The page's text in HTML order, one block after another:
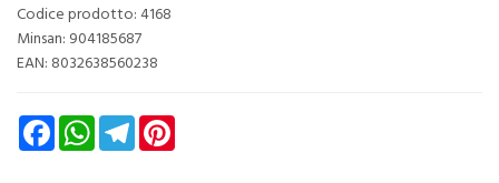
Codice prodotto: 4168
Minsan: 904185687
EAN: 8032638560238
FacebookWhatsAppTelegram